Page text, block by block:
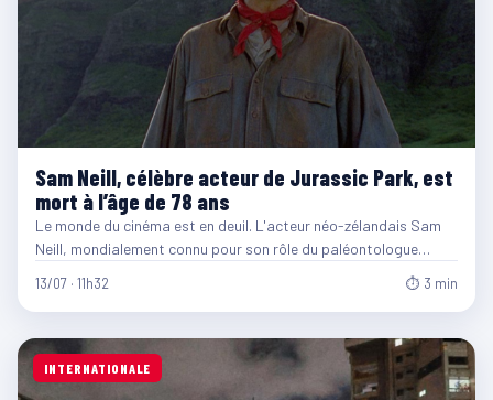
Sam Neill, célèbre acteur de Jurassic Park, est
mort à l’âge de 78 ans
Le monde du cinéma est en deuil. L'acteur néo-zélandais Sam
Neill, mondialement connu pour son rôle du paléontologue…
13/07 · 11h32 ⏱ 3 min
INTERNATIONALE